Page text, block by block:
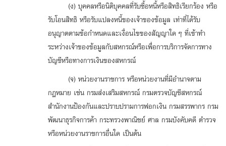
(ง) บุคคลหรือนิติบุคคลที่รับซื้อหนี้หรือสิทธิเรียกร้อง หรือ
รับโอนสิทธิ หรือรับแปลงหนี้ของเจ้าของข้อมูล เท่าที่ได้รับ
อนุญาตตามข้อกำหนดและเงื่อนไขของสัญญาใด ๆ ที่เข้าทำ
ระหว่างเจ้าของข้อมูลกับสหกรณ์หรือเพื่อการบริการจัดการทาง
บัญชีหรือทางการเงินของสหกรณ์
(จ) หน่วยงานราชการ หรือหน่วยงานที่มีอำนาจตาม
กฎหมาย เช่น กรมส่งเสริมสหกรณ์ กรมตรวจบัญชีสหกรณ์
สำนักงานป้องกันและปราบปรามการฟอกเงิน กรมสรรพากร กรม
พัฒนาธุรกิจการค้า กระทรวงพาณิชย์ ศาล กรมบังคับคดี ตำรวจ
หรือหน่วยงานราชการอื่นใด เป็นต้น